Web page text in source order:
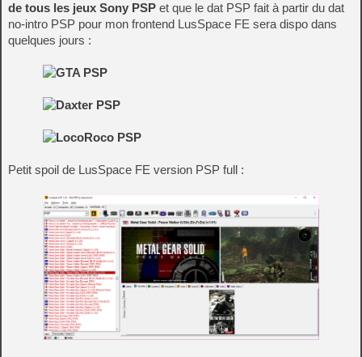
de tous les jeux Sony PSP et que le dat PSP fait à partir du dat
no-intro PSP pour mon frontend LusSpace FE sera dispo dans
quelques jours :
Petit spoil de LusSpace FE version PSP full :